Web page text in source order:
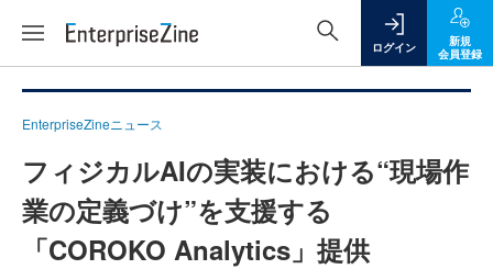
ログイン
新規
会員登録
EnterpriseZineニュース
フィジカルAIの実装における“現場作
業の定義づけ”を支援する
「COROKO Analytics」提供